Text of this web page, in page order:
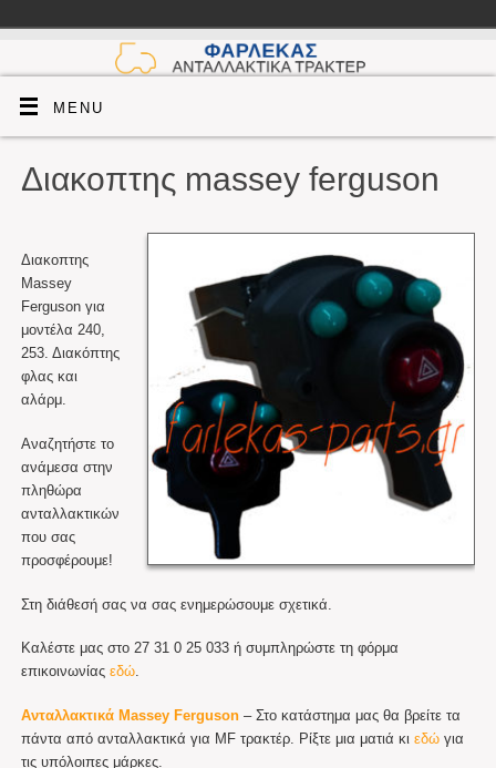
MENU
Διακοπτης massey ferguson
Διακoπτης
Massey
Ferguson για
μοντέλα 240,
253. Διακόπτης
φλας και
αλάρμ.
Αναζητήστε το
ανάμεσα στην
πληθώρα
ανταλλακτικών
που σας
προσφέρουμε!
Στη διάθεσή σας να σας ενημερώσουμε σχετικά.
Καλέστε μας στο 27 31 0 25 033 ή συμπληρώστε τη φόρμα
επικοινωνίας εδώ.
Ανταλλακτικά Massey Ferguson– Στο κατάστημα μας θα βρείτε τα
πάντα από ανταλλακτικά για MF τρακτέρ. Ρίξτε μια ματιά κι εδώγια
τις υπόλοιπες μάρκες.